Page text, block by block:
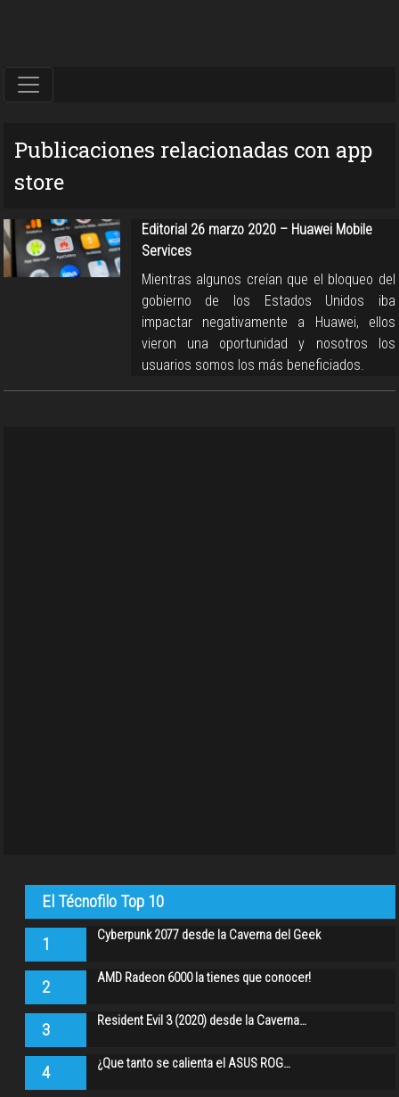
Publicaciones relacionadas con app
store
Editorial 26 marzo 2020 – Huawei Mobile
Services
Mientras algunos creían que el bloqueo del
gobierno de los Estados Unidos iba
impactar negativamente a Huawei, ellos
vieron una oportunidad y nosotros los
usuarios somos los más beneficiados.
El Técnofilo Top 10
1 Cyberpunk 2077 desde la Caverna del Geek
2 AMD Radeon 6000 la tienes que conocer!
3 Resident Evil 3 (2020) desde la Caverna…
4 ¿Que tanto se calienta el ASUS ROG…